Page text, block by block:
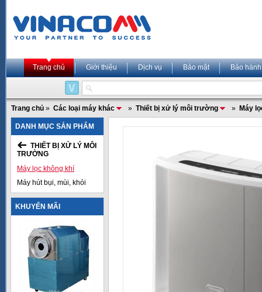
Trang chủ Giới thiệu Dịch vụ Bảo mật Bảo hành
Trang chủ » Các loại máy khác » Thiết bị xử lý môi trường » Máy
DANH MỤC SẢN PHẨM
THIẾT BỊ XỬ LÝ MÔI
TRƯỜNG
Máy lọc không khí
Máy hút bụi, mùi, khói
KHUYẾN MÃI